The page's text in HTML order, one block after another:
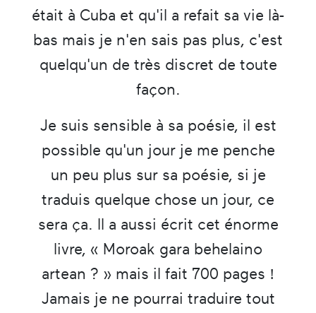
était à Cuba et qu'il a refait sa vie là-
bas mais je n'en sais pas plus, c'est
quelqu'un de très discret de toute
façon.
Je suis sensible à sa poésie, il est
possible qu'un jour je me penche
un peu plus sur sa poésie, si je
traduis quelque chose un jour, ce
sera ça. Il a aussi écrit cet énorme
livre, « Moroak gara behelaino
artean ? » mais il fait 700 pages !
Jamais je ne pourrai traduire tout